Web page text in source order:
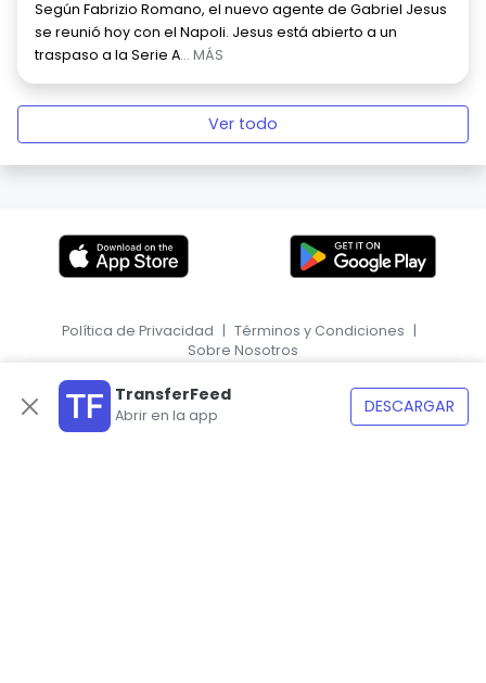
Según Fabrizio Romano, el nuevo agente de Gabriel Jesus
se reunió hoy con el Napoli. Jesus está abierto a un
traspaso a la Serie A... MÁS
Ver todo
TransferFeed
Abrir en la app DESCARGAR
Política de Privacidad | Términos y Condiciones |
Sobre Nosotros